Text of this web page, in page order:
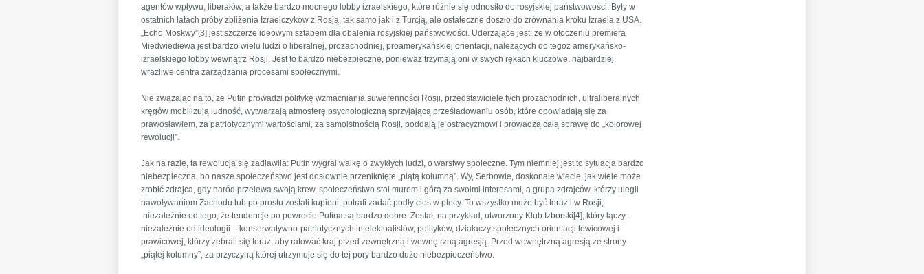
agentów wpływu, liberałów, a także bardzo mocnego lobby izraelskiego, które różnie się odnosiło do rosyjskiej państwowości. Były w
ostatnich latach próby zbliżenia Izraelczyków z Rosją, tak samo jak i z Turcją, ale ostateczne doszło do zrównania kroku Izraela z USA.
„Echo Moskwy”[3] jest szczerze ideowym sztabem dla obalenia rosyjskiej państwowości. Uderzające jest, że w otoczeniu premiera
Miedwiediewa jest bardzo wielu ludzi o liberalnej, prozachodniej, proamerykańskiej orientacji, należących do tegoż amerykańsko-
izraelskiego lobby wewnątrz Rosji. Jest to bardzo niebezpieczne, ponieważ trzymają oni w swych rękach kluczowe, najbardziej
wrażliwe centra zarządzania procesami społecznymi.
Nie zważając na to, że Putin prowadzi politykę wzmacniania suwerenności Rosji, przedstawiciele tych prozachodnich, ultraliberalnych
kręgów mobilizują ludność, wytwarzają atmosferę psychologiczną sprzyjającą prześladowaniu osób, które opowiadają się za
prawosławiem, za patriotycznymi wartościami, za samoistnością Rosji, poddają je ostracyzmowi i prowadzą całą sprawę do „kolorowej
rewolucji”.
Jak na razie, ta rewolucja się zadławiła: Putin wygrał walkę o zwykłych ludzi, o warstwy społeczne. Tym niemniej jest to sytuacja bardzo
niebezpieczna, bo nasze społeczeństwo jest dosłownie przeniknięte „piątą kolumną”. Wy, Serbowie, doskonale wiecie, jak wiele może
zrobić zdrajca, gdy naród przelewa swoją krew, społeczeństwo stoi murem i górą za swoimi interesami, a grupa zdrajców, którzy ulegli
nawoływaniom Zachodu lub po prostu zostali kupieni, potrafi zadać podły cios w plecy. To wszystko może być teraz i w Rosji,
niezależnie od tego, że tendencje po powrocie Putina są bardzo dobre. Został, na przykład, utworzony Klub Izborski[4], który łączy –
niezależnie od ideologii – konserwatywno-patriotycznych intelektualistów, polityków, działaczy społecznych orientacji lewicowej i
prawicowej, którzy zebrali się teraz, aby ratować kraj przed zewnętrzną i wewnętrzną agresją. Przed wewnętrzną agresją ze strony
„piątej kolumny”, za przyczyną której utrzymuje się do tej pory bardzo duże niebezpieczeństwo.